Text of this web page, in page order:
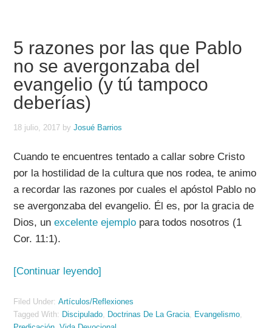
5 razones por las que Pablo
no se avergonzaba del
evangelio (y tú tampoco
deberías)
18 julio, 2017 byJosué Barrios
Cuando te encuentres tentado a callar sobre Cristo
por la hostilidad de la cultura que nos rodea, te animo
a recordar las razones por cuales el apóstol Pablo no
se avergonzaba del evangelio. Él es, por la gracia de
Dios, unexcelente ejemplo para todos nosotros (1
Cor. 11:1).
[Continuar leyendo]
Filed Under:Artículos/Reflexiones
Tagged With: Discipulado, Doctrinas De La Gracia, Evangelismo,